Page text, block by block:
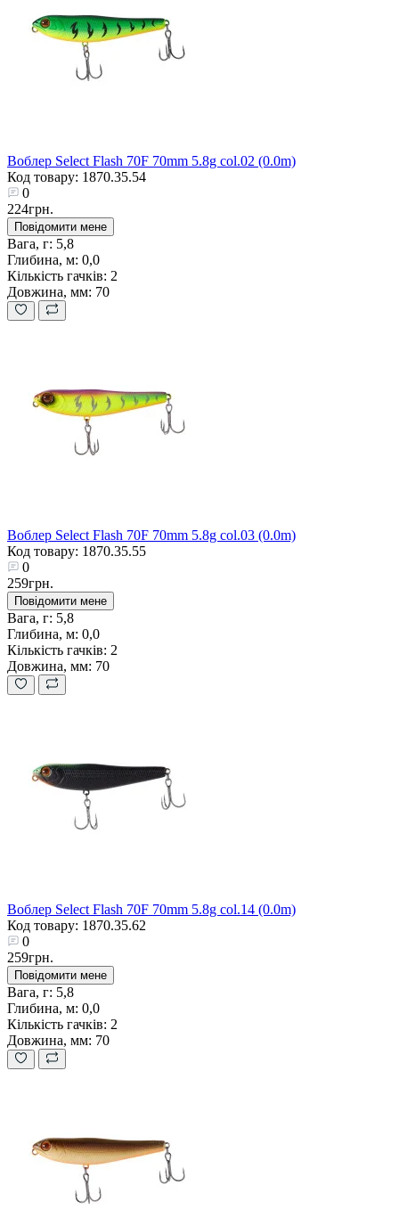
Воблер Select Flash 70F 70mm 5.8g col.02 (0.0m)
Код товару: 1870.35.54
0
224грн.
Повідомити мене
Вага, г: 5,8
Глибина, м: 0,0
Кількість гачків: 2
Довжина, мм: 70
Воблер Select Flash 70F 70mm 5.8g col.03 (0.0m)
Код товару: 1870.35.55
0
259грн.
Повідомити мене
Вага, г: 5,8
Глибина, м: 0,0
Кількість гачків: 2
Довжина, мм: 70
Воблер Select Flash 70F 70mm 5.8g col.14 (0.0m)
Код товару: 1870.35.62
0
259грн.
Повідомити мене
Вага, г: 5,8
Глибина, м: 0,0
Кількість гачків: 2
Довжина, мм: 70